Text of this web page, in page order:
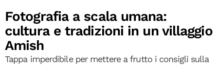
Fotografia a scala umana:
cultura e tradizioni in un villaggio
Amish
Tappa imperdibile per mettere a frutto i consigli sulla